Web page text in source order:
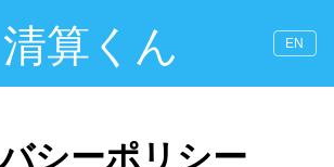
清算くん EN
シーポリシー